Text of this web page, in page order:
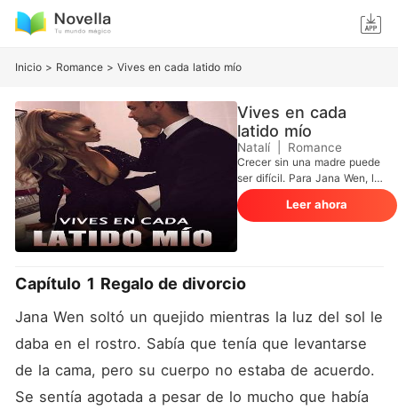
Inicio > Romance > Vives en cada latido mío
Vives en cada
latido mío
Natalí Romance
Crecer sin una madre puede
ser difícil. Para Jana Wen, la
vida empeoró cuando su
padre, Henry, trajo a casa a
su amante. Con dos medios
Desesperada por ganarse su
sacrificada por intereses
familiares. Se casó con un
CEO rico, Zed Qi, a cambio
de un terreno que su padre
fracaso y las complicaciones
Leer ahora
Capítulo 1 Regalo de divorcio
Jana Wen soltó un quejido mientras la luz del sol le
daba en el rostro. Sabía que tenía que levantarse
de la cama, pero su cuerpo no estaba de acuerdo.
Se sentía agotada a pesar de lo mucho que había